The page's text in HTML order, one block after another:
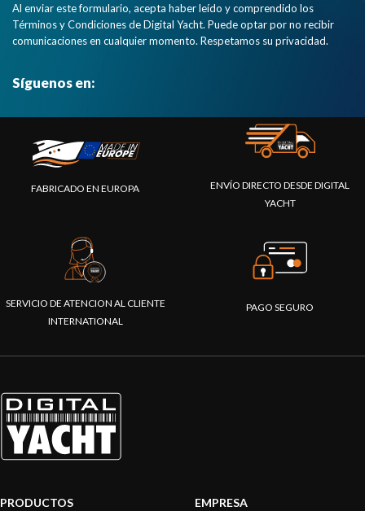
Al enviar este formulario, acepta haber leído y comprendido los
Términos y Condiciones de Digital Yacht. Puede optar por no recibir
comunicaciones en cualquier momento. Respetamos su privacidad.
Síguenos en:
FABRICADO EN EUROPA
ENVÍO DIRECTO DESDE DIGITAL
YACHT
SERVICIO DE ATENCION AL CLIENTE
INTERNATIONAL
PAGO SEGURO
PRODUCTOS
EMPRESA